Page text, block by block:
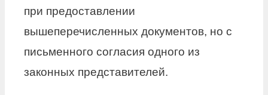
при предоставлении
вышеперечисленных документов, но с
письменного согласия одного из
законных представителей.